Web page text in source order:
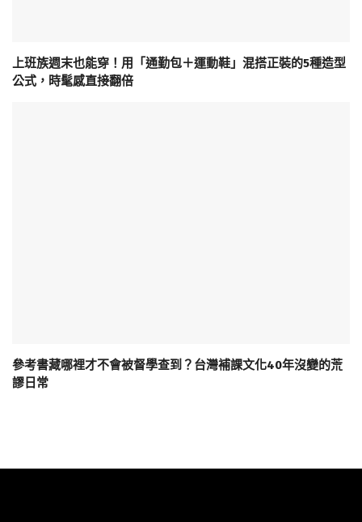
上班族週末也能穿！用「通勤包＋運動鞋」混搭正裝的5種造型
公式，時髦感直接翻倍
參考書藏哪裡才不會被督學查到？台灣補課文化40年沒變的荒
謬日常